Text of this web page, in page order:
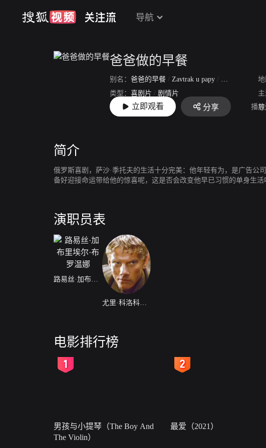
导航
爸爸做的早餐
别名： 爸爸的早餐 / Zavtrak u papy / Breakfast at 地
类型： 喜剧片 / 剧情片 主
上映： 2016-06-23 导
立即观看 分享 播放
简介
俄罗斯喜剧，萨沙·季托夫的生活十分完美：他年轻有为，是广告
备好迎接命运带给他的惊喜呢，这是否会改变他早已习惯的单身生活
演职员表
路易丝·加布里埃尔·布罗温娜
电影排行榜
男孩与小提琴（The Boy And
The Violin）
最爱（2021）